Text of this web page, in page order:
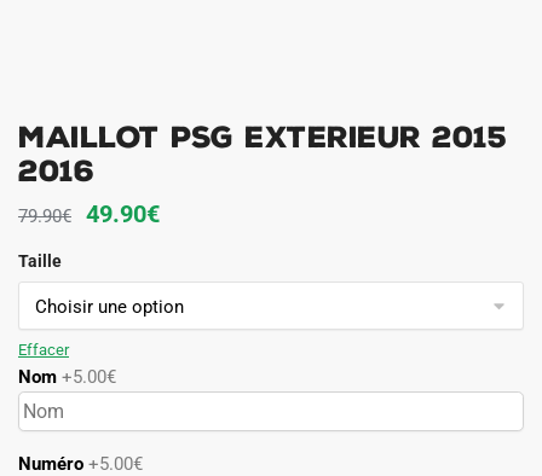
Maillot PSG Exterieur 2015
2016
79.90€
Le
initial
était :
49.90€Le
actuel
est :
Taille
Effacer
Nom +5.00€
Numéro +5.00€